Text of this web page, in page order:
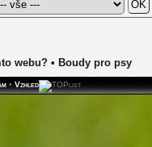
webu?• Boudy pro psy
• Vzhled